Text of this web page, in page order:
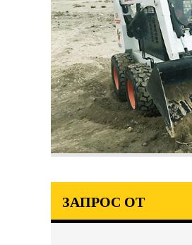
ЗАПРОС ОТ